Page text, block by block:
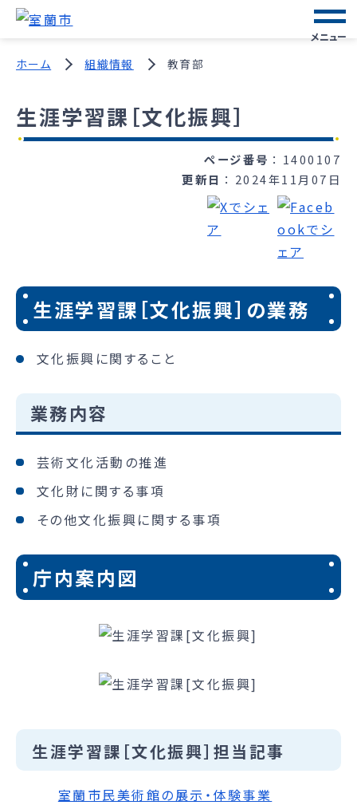
メニュー
ホーム 組織情報 教育部
生涯学習課［文化振興］
ページ番号
1400107
更新日
2024年11月07日
生涯学習課［文化振興］の業務
文化振興に関すること
業務内容
芸術文化活動の推進
文化財に関する事項
その他文化振興に関する事項
庁内案内図
生涯学習課［文化振興］担当記事
室蘭市民美術館の展示・体験事業